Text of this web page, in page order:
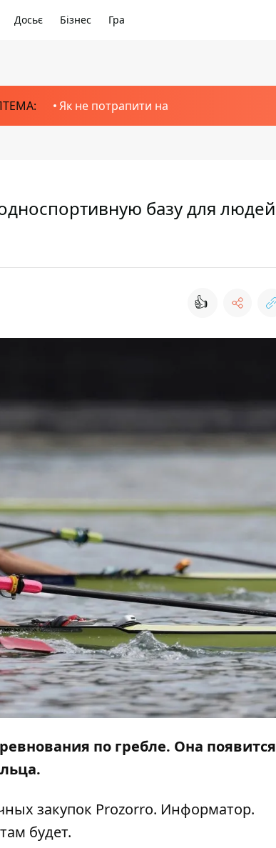
Досьє Бізнес Гра
Як не потрапити на
базу для людей
👍
по гребле. Она появится
закупок Prozorro. Информатор.
будет.